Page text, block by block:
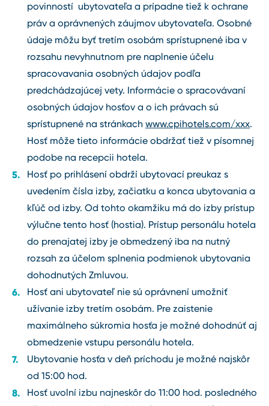
povinností ubytovateľa a prípadne tiež k ochrane
práv a oprávnených záujmov ubytovateľa. Osobné
údaje môžu byť tretím osobám sprístupnené iba v
rozsahu nevyhnutnom pre naplnenie účelu
spracovavania osobných údajov podľa
predchádzajúcej vety. Informácie o spracovávaní
osobných údajov hosťov a o ich právach sú
sprístupnené na stránkach www.cpihotels.com/xxx.
Hosť môže tieto informácie obdržať tiež v písomnej
podobe na recepcii hotela.
Hosť po prihlásení obdrží ubytovací preukaz s
uvedením čísla izby, začiatku a konca ubytovania a
kľúč od izby. Od tohto okamžiku má do izby prístup
výlučne tento hosť (hostia). Prístup personálu hotela
do prenajatej izby je obmedzený iba na nutný
rozsah za účelom splnenia podmienok ubytovania
dohodnutých Zmluvou.
Hosť ani ubytovateľ nie sú oprávnení umožniť
užívanie izby tretím osobám. Pre zaistenie
maximálneho súkromia hosťa je možné dohodnúť aj
obmedzenie vstupu personálu hotela.
Ubytovanie hosťa v deň príchodu je možné najskôr
od 15:00 hod.
Hosť uvolní izbu najneskôr do 11:00 hod. posledného